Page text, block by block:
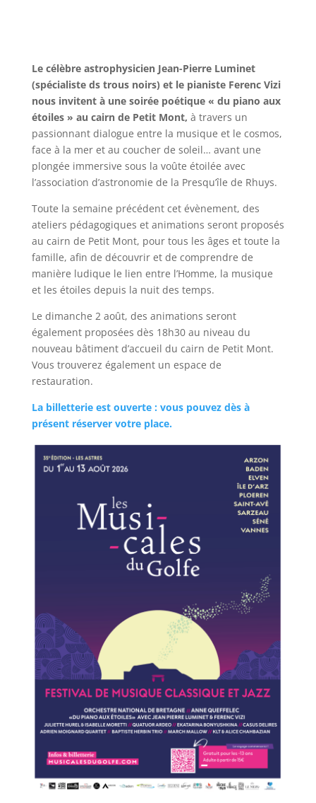
Le célèbre astrophysicien Jean-Pierre Luminet
(spécialiste ds trous noirs) et le pianiste Ferenc Vizi
nous invitent à une soirée poétique « du piano aux
étoiles » au cairn de Petit Mont, à travers un
passionnant dialogue entre la musique et le cosmos,
face à la mer et au coucher de soleil… avant une
plongée immersive sous la voûte étoilée avec
l’association d’astronomie de la Presqu’île de Rhuys.
Toute la semaine précédent cet évènement, des
ateliers pédagogiques et animations seront proposés
au cairn de Petit Mont, pour tous les âges et toute la
famille, afin de découvrir et de comprendre de
manière ludique le lien entre l’Homme, la musique
et les étoiles depuis la nuit des temps.
Le dimanche 2 août, des animations seront
également proposées dès 18h30 au niveau du
nouveau bâtiment d’accueil du cairn de Petit Mont.
Vous trouverez également un espace de
restauration.
La billetterie est ouverte : vous pouvez dès à
présent réserver votre place.